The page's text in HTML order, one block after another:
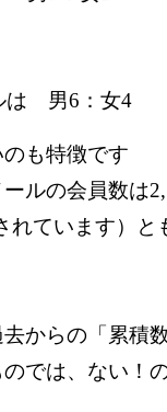
は 男6：女4
も特徴です
ルの会員数は
れています）と
からの「累積
では、ない！